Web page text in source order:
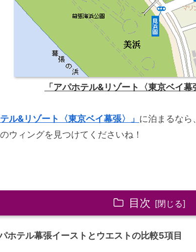
「アパホテル&リゾート〈東京ベイ
テル&リゾート〈東京ベイ幕張〉」 に泊まるなら
ウィングを見つけてくださいね！
目次
ホテル幕張イーストとウエストの比較5項目